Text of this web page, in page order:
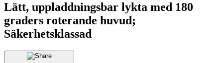
Lätt, uppladdningsbar lykta med 180
graders roterande huvud;
Säkerhetsklassad